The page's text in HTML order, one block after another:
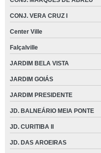
CONJ. VERA CRUZ I
Center Ville
Falçalville
JARDIM BELA VISTA
JARDIM GOIÁS
JARDIM PRESIDENTE
JD. BALNEÁRIO MEIA PONTE
JD. CURITIBA II
JD. DAS AROEIRAS